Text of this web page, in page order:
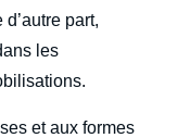
part,
les
et aux formes